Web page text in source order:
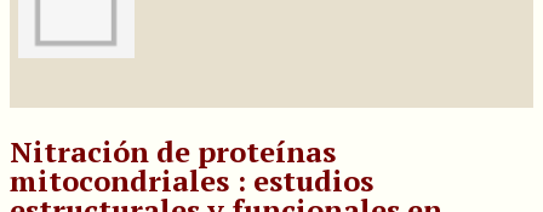
Nitración de proteínas
mitocondriales : estudios